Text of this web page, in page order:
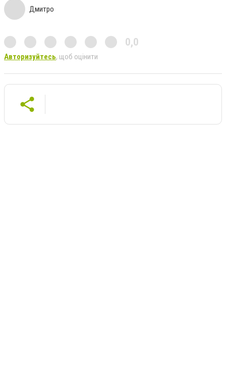
Дмитро
0,0
Авторизуйтесь, щоб оцінити